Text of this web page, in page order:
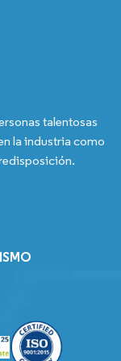
talentosas
la industria como